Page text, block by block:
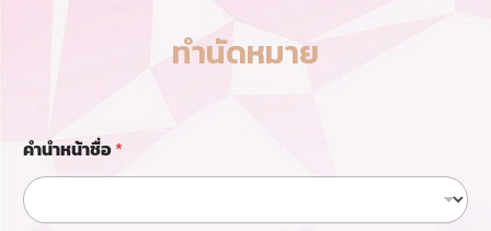
ทำนัดหมาย
า
ข
า
ที่
คำนำหน้าชื่อ*